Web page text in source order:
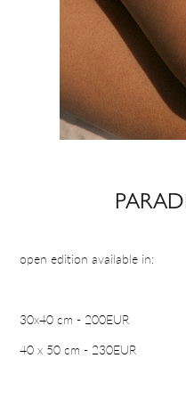
open edition available in:
30x40 cm - 200EUR
40 x 50 cm - 230EUR